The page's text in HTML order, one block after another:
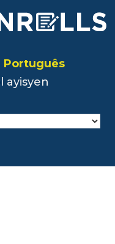
Português
ayisyen